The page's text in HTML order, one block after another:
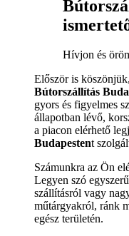
Hívjon és
Először is
Bútorszállítás
gyors és figyelmes
állapotban lévő,
a piacon elérhető
Budapestent
Számunkra az Ön
Legyen szó
szállításról vagy
műtárgyakról, ránk
egész területén.